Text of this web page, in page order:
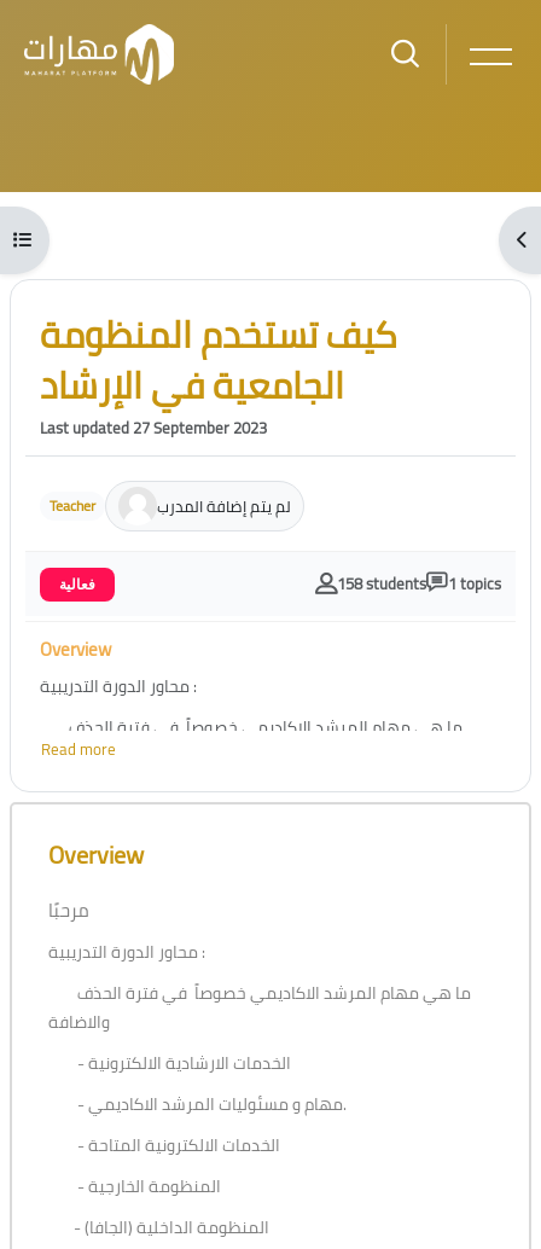
Skip to main content
Blocks
Open course index
Blocks
Skip [Cocoon] Course Intro
كيف تستخدم المنظومة
الجامعية في الإرشاد
Last updated 27 September 2023
Teacher لم يتم إضافة المدرب
فعالية 158 students 1 topics
Overview
محاور الدورة التدريبية :
ما هي مهام المرشد الاكاديمي خصوصاً في فترة الحذف
والاضافة
- الخدمات الارشادية الالكترونية
- المنظومة الخارجية
- المنظومة الداخلية (الجافا)
Read more
Skip [Cocoon] Course Overview
Overview
مرحبًا
محاور الدورة التدريبية :
ما هي مهام المرشد الاكاديمي خصوصاً في فترة الحذف
والاضافة
- الخدمات الارشادية الالكترونية
- مهام و مسئوليات المرشد الاكاديمي.
- الخدمات الالكترونية المتاحة
- المنظومة الخارجية
- المنظومة الداخلية (الجافا)